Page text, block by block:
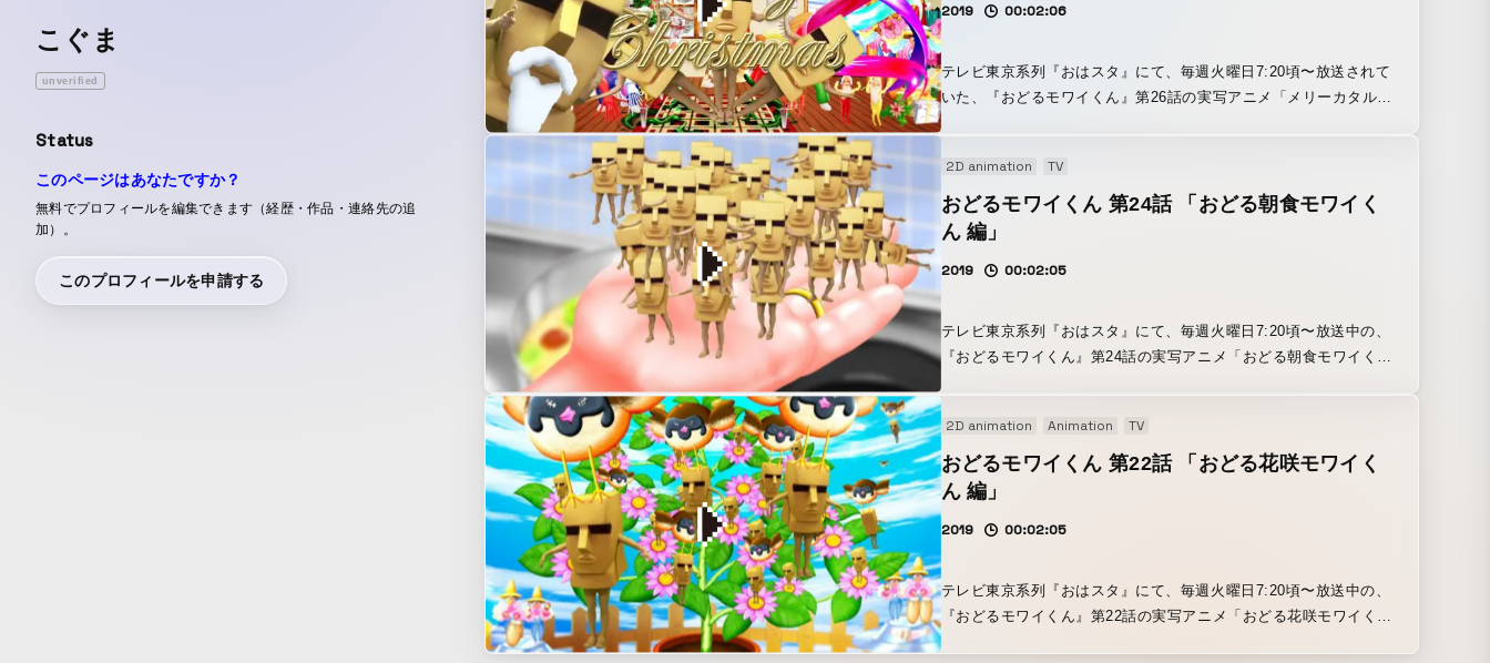
こぐま
unverified
Status
このページはあなたですか？
無料でプロフィールを編集できます（経歴・作品・連絡先の追
加）。
このプロフィールを申請する
2019 00:02:06
テレビ東京系列『おはスタ』にて、毎週火曜日7:20頃〜放送されて
いた、『おどるモワイくん』第26話の実写アニメ「メリーカタルシ
ス 編」（オープニングの30秒）を、"OTAMIRAMS"が監督。 モワ
ターで、実写アニメ・パートを我々"オタミラムズ"と最狂コラボレ
ーション！ そして音楽は、"MOODMAN"!!
2D animation TV
おどるモワイくん 第24話 「おどる朝食モワイく
ん 編」
2019 00:02:05
テレビ東京系列『おはスタ』にて、毎週火曜日7:20頃〜放送中の、
『おどるモワイくん』第24話の実写アニメ「おどる朝食モワイくん
くんは、『ビジネスフィッシュ』の"大野 雄一郎"さんのキャラクタ
ーで、実写アニメ・パートを我々"オタミラムズ"と最狂コラボレー
ション！ そして音楽は、"MOODMAN"!!
2D animation Animation TV
おどるモワイくん 第22話 「おどる花咲モワイく
ん 編」
2019 00:02:05
テレビ東京系列『おはスタ』にて、毎週火曜日7:20頃〜放送中の、
『おどるモワイくん』第22話の実写アニメ「おどる花咲モワイくん
編」（冒頭の30秒）を、"OTAMIRAMS"が監督。 モワイくんは、